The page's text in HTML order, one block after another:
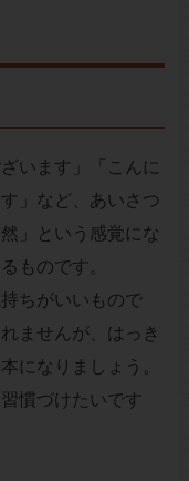
います」「こんに
」など、あいさつ
」という感覚にな
ものです。
ちがいいもので
ませんが、はっき
になりましょう。
慣づけたいです